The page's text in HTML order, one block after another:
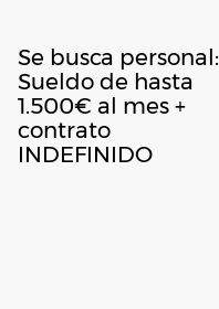
Se busca personal:
Sueldo de hasta
1.500€ al mes +
contrato
INDEFINIDO